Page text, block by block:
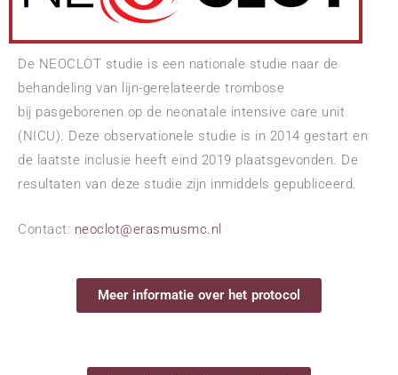
De NEOCLOT studie is een nationale studie naar de
behandeling van lijn-gerelateerde trombose
bij pasgeborenen op de neonatale intensive care unit
(NICU). Deze observationele studie is in 2014 gestart en
de laatste inclusie heeft eind 2019 plaatsgevonden. De
resultaten van deze studie zijn inmiddels gepubliceerd.
Contact: neoclot@erasmusmc.nl
Meer informatie over het protocol